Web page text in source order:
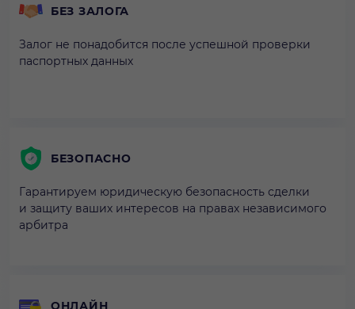
БЕЗ ЗАЛОГА
Залог не понадобится после успешной проверки
паспортных данных
БЕЗОПАСНО
Гарантируем юридическую безопасность сделки
и защиту ваших интересов на правах независимого
арбитра
ОНЛАЙН